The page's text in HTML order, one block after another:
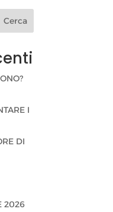
Cerca
I
DI
2026